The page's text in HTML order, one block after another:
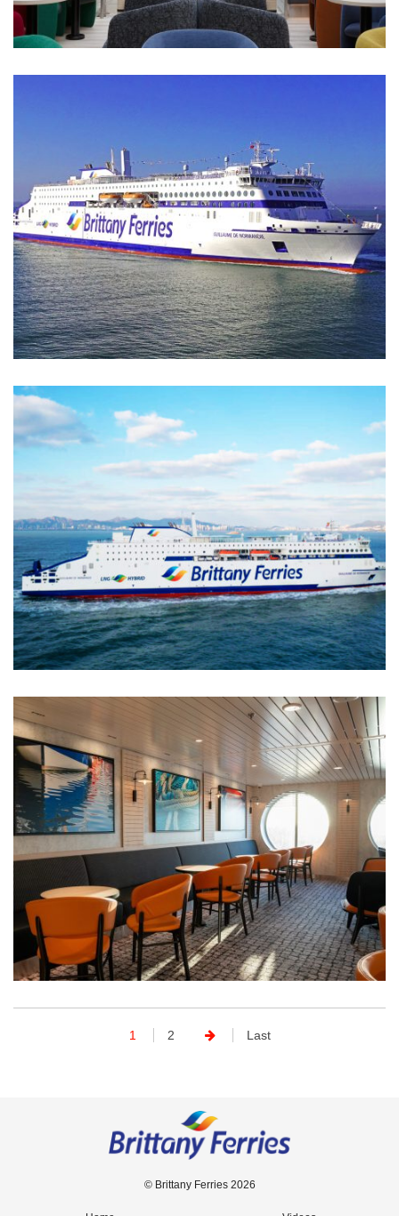
1 2 Last
© Brittany Ferries 2026